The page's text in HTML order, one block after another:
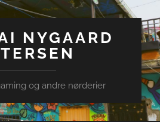
NYGAARD
og andre nørderier